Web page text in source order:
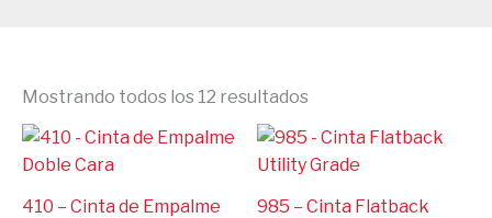
Mostrando todos los 12 resultados
410 – Cinta de Empalme
985 – Cinta Flatback